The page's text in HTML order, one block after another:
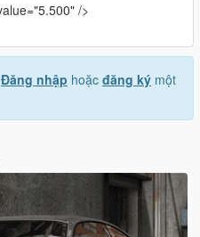
/>
Đăng nhập hoặc đăng ký một